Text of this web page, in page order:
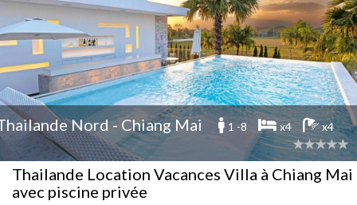
Nord - Chiang Mai 1 -8 x4 x4
Thailande Location Vacances Villa à Chiang Mai
avec piscine privée